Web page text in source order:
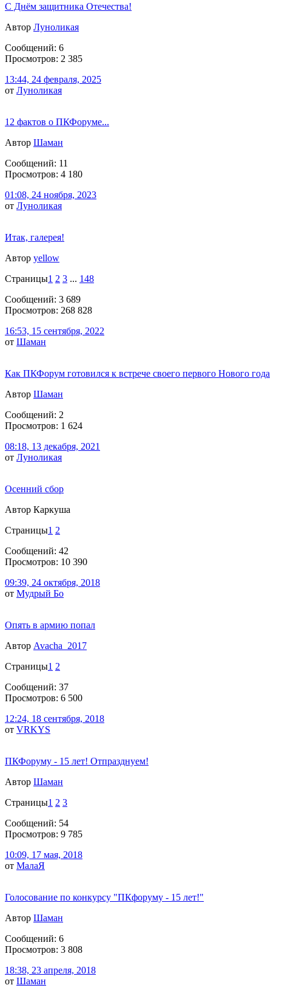
С Днём защитника Отечества!
Автор Луноликая
Сообщений: 6
Просмотров: 2 385
13:44, 24 февраля, 2025
от Луноликая
12 фактов о ПКФоруме...
Автор Шаман
Сообщений: 11
Просмотров: 4 180
01:08, 24 ноября, 2023
от Луноликая
Итак, галерея!
Автор yellow
Страницы1 2 3 ... 148
Сообщений: 3 689
Просмотров: 268 828
16:53, 15 сентября, 2022
от Шаман
Как ПКФорум готовился к встрече своего первого Нового года
Автор Шаман
Сообщений: 2
Просмотров: 1 624
08:18, 13 декабря, 2021
от Луноликая
Осенний сбор
Автор Каркуша
Страницы1 2
Сообщений: 42
Просмотров: 10 390
09:39, 24 октября, 2018
от Мудрый Бо
Опять в армию попал
Автор Avacha_2017
Страницы1 2
Сообщений: 37
Просмотров: 6 500
12:24, 18 сентября, 2018
от VRKYS
ПКФоруму - 15 лет! Отпразднуем!
Автор Шаман
Страницы1 2 3
Сообщений: 54
Просмотров: 9 785
10:09, 17 мая, 2018
от МалаЯ
Голосование по конкурсу "ПКфоруму - 15 лет!"
Автор Шаман
Сообщений: 6
Просмотров: 3 808
18:38, 23 апреля, 2018
от Шаман